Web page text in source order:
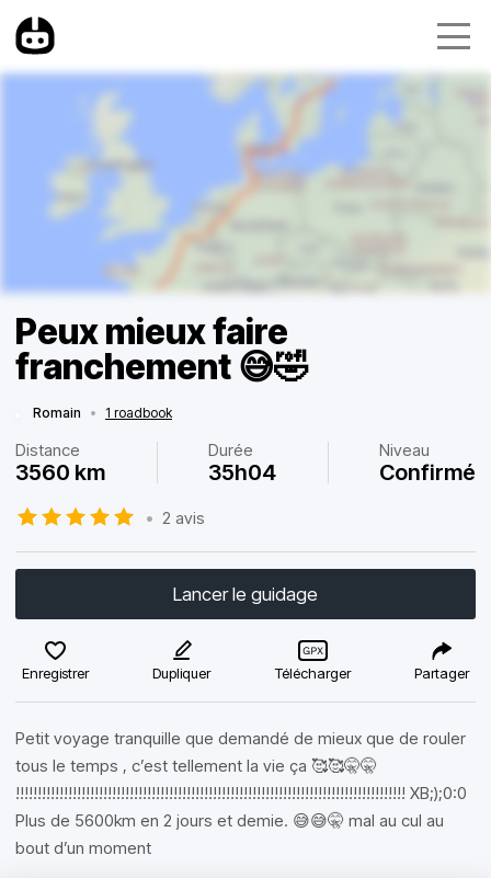
Peux mieux faire
franchement 😅🤣
Romain • 1 roadbook
Distance
3560 km
Durée
35h04
Niveau
Confirmé
• 2 avis
Lancer le guidage
Enregistrer Dupliquer Télécharger Partager
Petit voyage tranquille que demandé de mieux que de rouler
tous le temps , c’est tellement la vie ça 🥰🥰🤫🤫
!!!!!!!!!!!!!!!!!!!!!!!!!!!!!!!!!!!!!!!!!!!!!!!!!!!!!!!!!!!!!!!!!!!!!!!!!!!!!!!!!!!!!!!!! XB;);0:0
Plus de 5600km en 2 jours et demie. 😅😅🤫 mal au cul au
bout d’un moment